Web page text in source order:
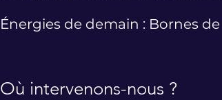
Énergies de demain : Bornes
Où intervenons-nous ?